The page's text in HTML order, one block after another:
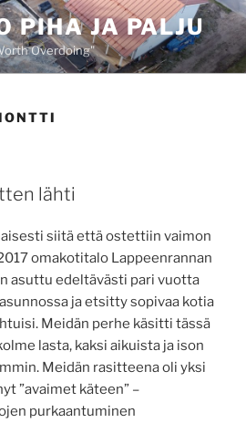
PIHA JA PALJU
Overdoing"
lähti
siitä että ostettiin vaimon
omakotitalo Lappeenrannan
asuttu edeltävästi pari vuotta
ja etsitty sopivaa kotia
Meidän perhe käsitti tässä
lasta, kaksi aikuista ja ison
Meidän rasitteena oli yksi
”avaimet käteen” –
purkaantuminen